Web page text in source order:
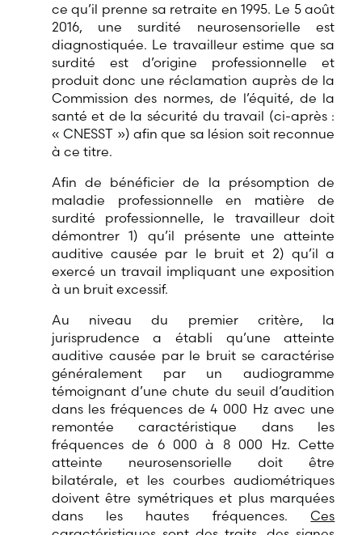
ce qu’il prenne sa retraite en 1995. Le 5 août
2016, une surdité neurosensorielle est
diagnostiquée. Le travailleur estime que sa
surdité est d’origine professionnelle et
produit donc une réclamation auprès de la
Commission des normes, de l’équité, de la
santé et de la sécurité du travail (ci-après :
« CNESST ») afin que sa lésion soit reconnue
à ce titre.
Afin de bénéficier de la présomption de
maladie professionnelle en matière de
surdité professionnelle, le travailleur doit
démontrer 1) qu’il présente une atteinte
auditive causée par le bruit et 2) qu’il a
exercé un travail impliquant une exposition
à un bruit excessif.
Au niveau du premier critère, la
jurisprudence a établi qu’une atteinte
auditive causée par le bruit se caractérise
généralement par un audiogramme
témoignant d’une chute du seuil d’audition
dans les fréquences de 4 000 Hz avec une
remontée caractéristique dans les
fréquences de 6 000 à 8 000 Hz. Cette
atteinte neurosensorielle doit être
bilatérale, et les courbes audiométriques
doivent être symétriques et plus marquées
dans les hautes fréquences.Ces